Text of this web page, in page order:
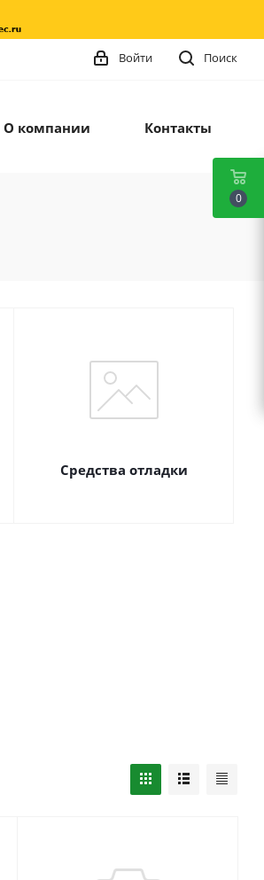
Поиск
Войти
О компании Контакты
Средства отладки
0